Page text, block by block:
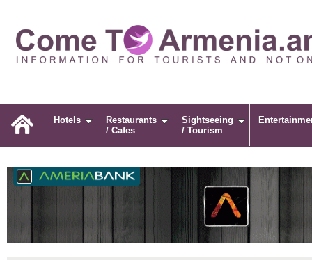
Hotels
Restaurants
/ Cafes
Sightseeing
/ Tourism